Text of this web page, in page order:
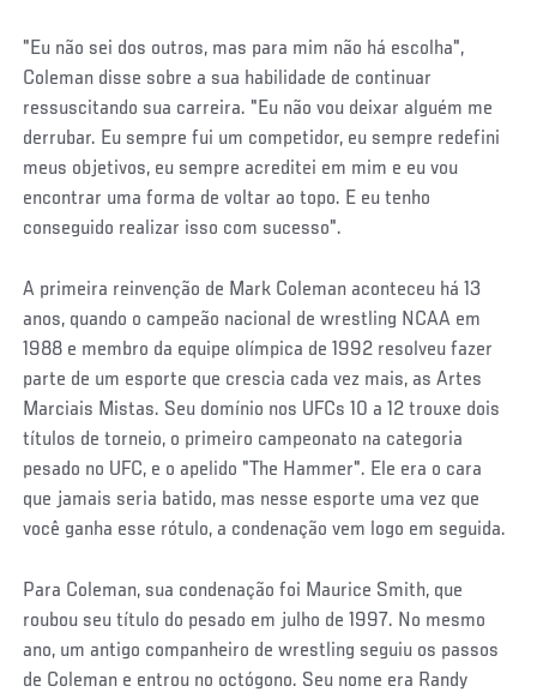
"Eu não sei dos outros, mas para mim não há escolha",
Coleman disse sobre a sua habilidade de continuar
ressuscitando sua carreira. "Eu não vou deixar alguém me
derrubar. Eu sempre fui um competidor, eu sempre redefini
meus objetivos, eu sempre acreditei em mim e eu vou
encontrar uma forma de voltar ao topo. E eu tenho
conseguido realizar isso com sucesso".
A primeira reinvenção de Mark Coleman aconteceu há 13
anos, quando o campeão nacional de wrestling NCAA em
1988 e membro da equipe olímpica de 1992 resolveu fazer
parte de um esporte que crescia cada vez mais, as Artes
Marciais Mistas. Seu domínio nos UFCs 10 a 12 trouxe dois
títulos de torneio, o primeiro campeonato na categoria
pesado no UFC, e o apelido "The Hammer". Ele era o cara
que jamais seria batido, mas nesse esporte uma vez que
você ganha esse rótulo, a condenação vem logo em seguida.
Para Coleman, sua condenação foi Maurice Smith, que
roubou seu título do pesado em julho de 1997. No mesmo
ano, um antigo companheiro de wrestling seguiu os passos
de Coleman e entrou no octógono. Seu nome era Randy